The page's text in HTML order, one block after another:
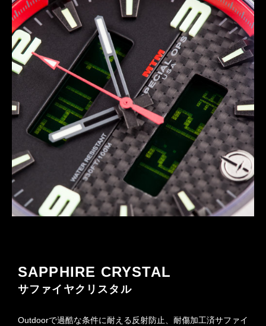
SAPPHIRE CRYSTAL
サファイヤクリスタル
Outdoorで過酷な条件に耐える反射防止、耐傷加工済サファイ